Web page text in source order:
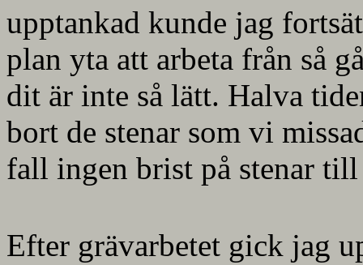
upptankad kunde jag
plan yta att arbeta från så
dit är inte så lätt. Halva
bort de stenar som vi
fall ingen brist på stenar
Efter grävarbetet gick jag